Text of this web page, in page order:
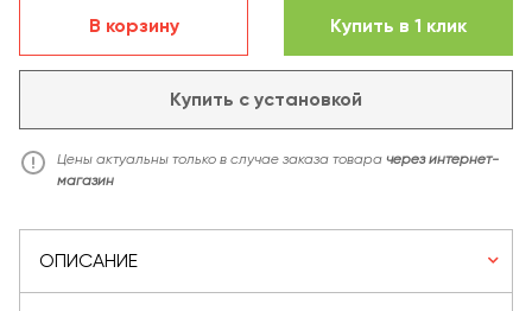
В корзину Купить в 1 клик
Купить с установкой
Цены актуальны только в случае заказа товара через интернет-
магазин
ОПИСАНИЕ